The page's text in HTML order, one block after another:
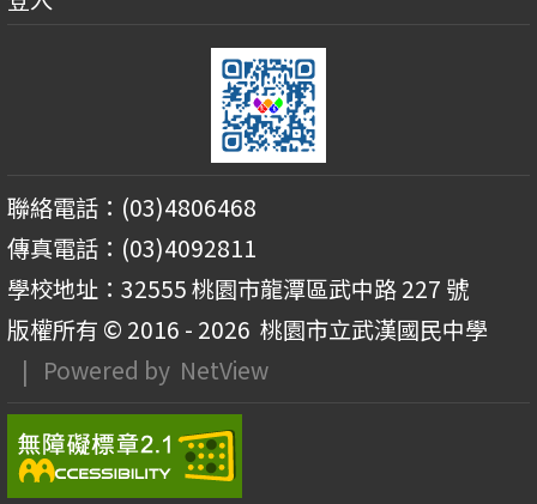
聯絡電話：(03)4806468
傳真電話：(03)4092811
學校地址：32555 桃園市龍潭區武中路 227 號
版權所有 © 2016 - 2026 桃園市立武漢國民中學
| Powered by NetView